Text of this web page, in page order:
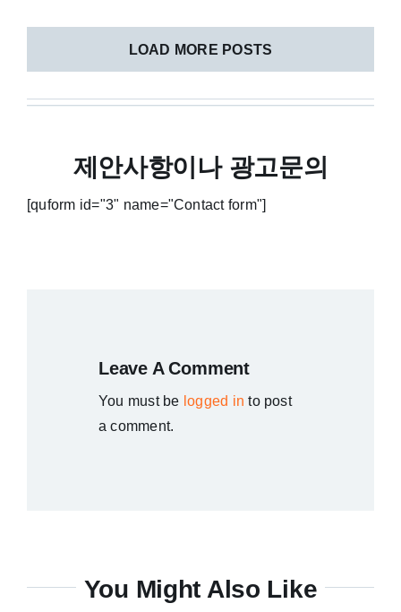
LOAD MORE POSTS
제안사항이나 광고문의
[quform id="3" name="Contact form"]
Leave A Comment
You must be logged in to post
a comment.
You Might Also Like